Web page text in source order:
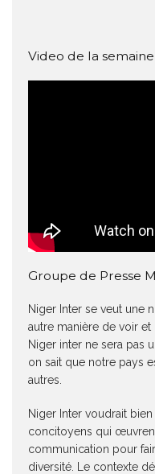
Video de la semaine
Groupe de Presse
Niger Inter se veut une
autre manière de voir
Niger inter ne sera pas
on sait que notre pays
autres.
Niger Inter voudrait
concitoyens qui
communication pour
diversité. Le contexte